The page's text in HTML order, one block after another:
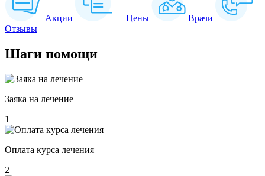
Акции Цены
Врачи
Отзывы
Шаги помощи
Заяка на лечение
1
Оплата курса лечения
2